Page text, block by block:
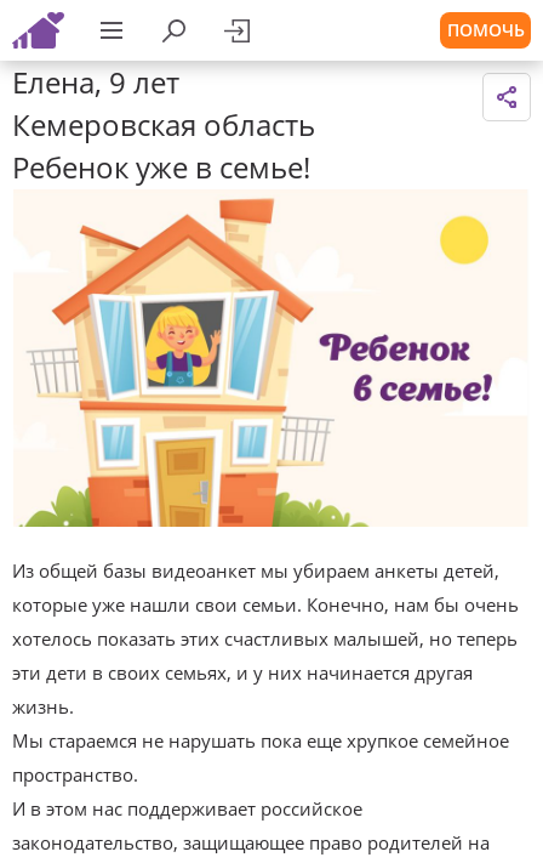
ПОМОЧЬ
Елена, 9 лет
Кемеровская область
Ребенок уже в семье!
Из общей базы видеоанкет мы убираем анкеты детей,
которые уже нашли свои семьи. Конечно, нам бы очень
хотелось показать этих счастливых малышей, но теперь
эти дети в своих семьях, и у них начинается другая
жизнь.
Мы стараемся не нарушать пока еще хрупкое семейное
пространство.
И в этом нас поддерживает российское
законодательство, защищающее право родителей на